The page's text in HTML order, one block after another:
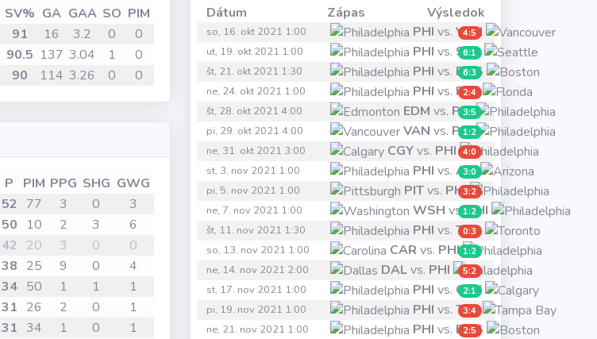
SV% GA GAA SO PIM
91 16 3.2 0
0
90.5 137 3.04 1
0
90 114 3.26 0 0
P PIM PPG SHG GWG
52 77 3 0
3
50 10 2 3
6
42 20 3 0
0
38 25 9 0
4
34 50 1 1
1
31 26 2 0
1
31 34 1 0
1
Dátum Zápas Výsledok
so, 16. okt 2021 1:00 PHI vs.VAN
4:5
ut, 19. okt 2021 1:00 PHI vs. SEA
6:1
št, 21. okt 2021 1:30 PHI vs. BOS
6:3
ne, 24. okt 2021 1:00 PHI vs. FLA
2:4
št, 28. okt 2021 4:00 EDM vs. PHI
3:5
pi, 29. okt 2021 4:00 VAN vs. PHI
1:2
ne, 31. okt 2021 3:00 CGYvs. PHI 4:0
st, 3. nov 2021 1:00 PHI vs.ARI
3:0
pi, 5. nov 2021 1:00 PITvs. PHI3:2
ne, 7. nov 2021 1:00 WSH vs.PHI
1:2
št, 11. nov 2021 1:30 PHI vs.TOR
0:3
so, 13. nov 2021 1:00 CAR vs. PHI 1:2
ne, 14. nov 2021 2:00 DALvs. PHI 5:2
st, 17. nov 2021 1:00 PHI vs. CGY
2:1
pi, 19. nov 2021 1:00 PHI vs.TBL
3:4
ne, 21. nov 2021 1:00 PHI vs. BOS
2:5